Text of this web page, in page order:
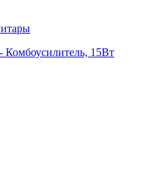
Комбоусилитель, 15Вт